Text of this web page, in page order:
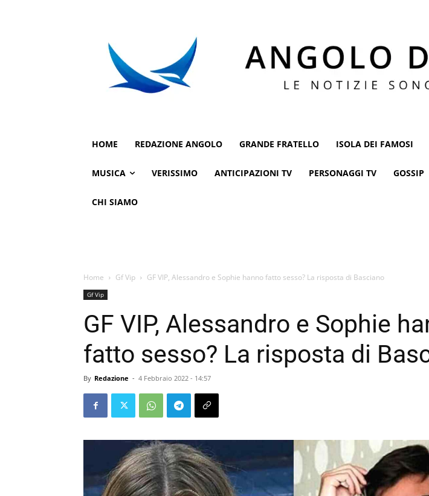
HOME REDAZIONE ANGOLO GRANDE FRATELLO ISOLA DEI FAMOSI
MUSICA VERISSIMO ANTICIPAZIONI TV PERSONAGGI TV GOSSIP
CHI SIAMO
Home Gf Vip GF VIP, Alessandro e Sophie hanno fatto sesso? La risposta di Basciano
Gf Vip
GF VIP, Alessandro e Sophie
fatto sesso? La risposta di
By Redazione - 4 Febbraio 2022 - 14:57